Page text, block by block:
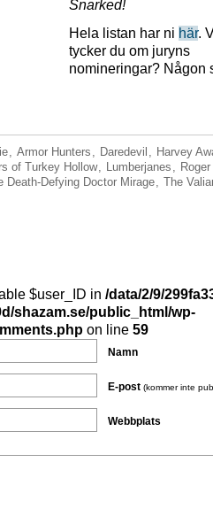
Snarked!
Hela listan har ni här.
tycker du om juryns
nomineringar? Någon
, Armor Hunters , Daredevil , Harvey
of Turkey Hollow, Lumberjanes ,
Death-Defying Doctor Mirage, The
$user_ID in /data/2/9/
shazam.se/public_html/wp-
on line 59
Namn
E-post (kommer inte
Webbplats